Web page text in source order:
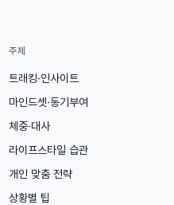
주제
트래킹·인사이트
마인드셋·동기부여
체중·대사
라이프스타일 습관
개인 맞춤 전략
상황별 팁